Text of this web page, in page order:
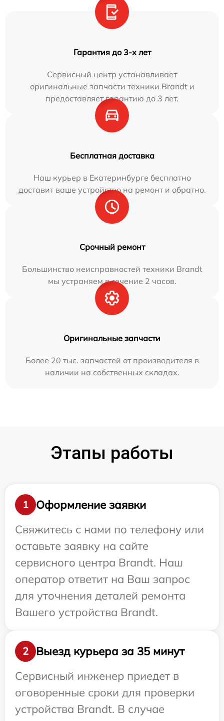
Гарантия до 3-х лет
Сервисный центр устанавливает
оригинальные запчасти техники Brandt и
предоставляет гарантию до 3 лет.
Бесплатная доставка
Наш курьер в Екатеринбурге бесплатно
доставит ваше устройство на ремонт и обратно.
Срочный ремонт
Большинство неисправностей техники Brandt
мы устраняем в течение 2 часов.
Оригинальные запчасти
Более 20 тыс. запчастей от производителя в
наличии на собственных складах.
Этапы работы
1
Оформление заявки
Свяжитесь с нами по телефону или
оставьте заявку на сайте
сервисного центра Brandt. Наш
оператор ответит на Ваш запрос
для уточнения деталей ремонта
Вашего устройства Brandt.
2
Выезд курьера за 35 минут
Сервисный инженер приедет в
оговоренные сроки для проверки
устройства Brandt. В случае